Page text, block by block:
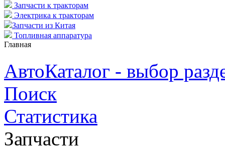
Запчасти к тракторам
Электрика к тракторам
Запчасти из Китая
Топливная аппаратура
Главная
АвтоКаталог - выбор
Поиск
Статистика
Запчасти